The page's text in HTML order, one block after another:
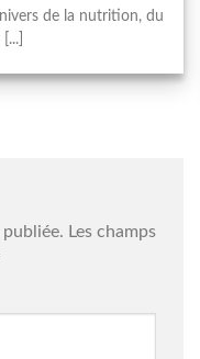
de la nutrition, du
Les champs